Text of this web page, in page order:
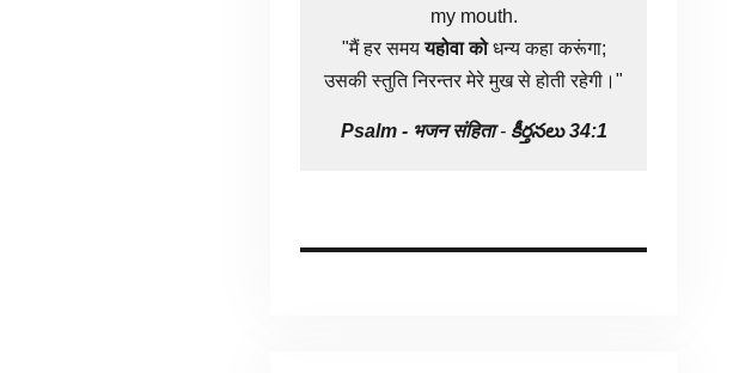
my mouth.
"मैं हर समययहोवा कोधन्य कहा करूंगा;
उसकी स्तुति निरन्तर मेरे मुख से होती रहेगी।"
Psalm - भजन संहिता- కీర్తనలు 34:1